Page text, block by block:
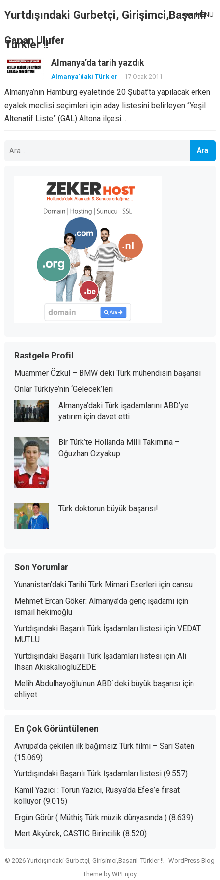
Yurtdışındaki Gurbetçi, Girişimci,Başarılı
Türkler !!
MENU
Canan Ulufer
Almanya’da tarih yazdık
Almanya'daki Türkler 17 Ocak 2011
Almanya’nın Hamburg eyaletinde 20 Şubat’ta yapılacak erken
eyalek meclisi seçimleri için aday listesini belirleyen ‘’Yeşil
Altenatif Liste” (GAL) Altona ilçesi…
Rastgele Profil
Muammer Özkul – BMW deki Türk mühendisin başarısı
Onlar Türkiye’nin ‘Gelecek’leri
Almanya’daki Türk işadamlarını ABD’ye
yatırım için davet etti
Bir Türk’te Hollanda Milli Takımına –
Oğuzhan Özyakup
Türk doktorun büyük başarısı!
Son Yorumlar
Yunanistan’daki Tarihi Türk Mimari Eserleriiçin cansu
Mehmet Ercan Göker: Almanya’da genç işadamıiçin
ismail hekimoğlu
Yurtdışındaki Başarılı Türk İşadamları listesiiçin VEDAT
MUTLU
Yurtdışındaki Başarılı Türk İşadamları listesiiçin Ali
Ihsan AkiskaliogluZEDE
Melih Abdulhayoğlu’nun ABD`deki büyük başarısıiçin
ehliyet
En Çok Görüntülenen
Avrupa’da çekilen ilk bağımsız Türk filmi – Sarı Saten
(15.069)
Yurtdışındaki Başarılı Türk İşadamları listesi (9.557)
Kamil Yazıcı : Torun Yazıcı, Rusya’da Efes’e fırsat
kolluyor (9.015)
Ergün Görür ( Müthiş Türk müzik dünyasında ) (8.639)
Mert Akyürek, CASTIC Birincilik (8.520)
© 2026 Yurtdışındaki Gurbetçi, Girişimci,Başarılı Türkler !! -WordPress Blog
Theme byWPEnjoy